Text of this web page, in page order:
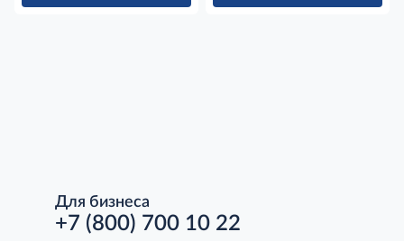
Для бизнеса
+7 (800) 700 10 22